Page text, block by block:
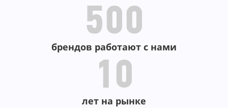
500
брендов работают с нами
10
лет на рынке